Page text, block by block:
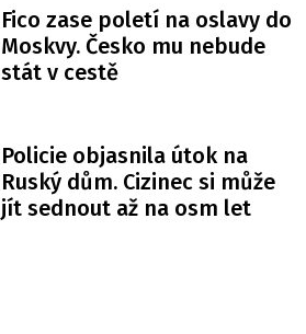
Fico zase poletí na oslavy do
Moskvy. Česko mu nebude
stát v cestě
Policie objasnila útok na
Ruský dům. Cizinec si může
jít sednout až na osm let